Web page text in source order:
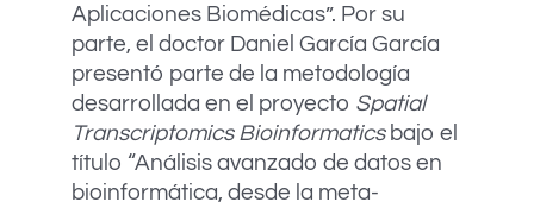
Aplicaciones Biomédicas”. Por su
parte, el doctor Daniel García García
presentó parte de la metodología
desarrollada en el proyecto Spatial
Transcriptomics Bioinformaticsbajo el
título “Análisis avanzado de datos en
bioinformática, desde la meta-